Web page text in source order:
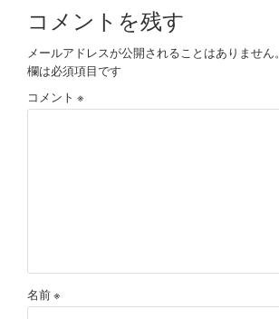
コメントを残す
メールアドレスが公開されることはありません。
欄は必須項目です
コメント ※
名前※